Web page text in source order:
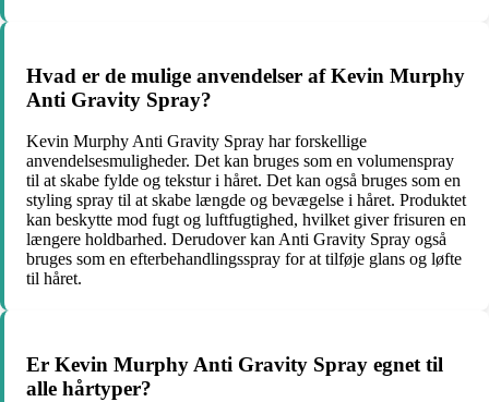
Hvad er de mulige anvendelser af Kevin Murphy
Anti Gravity Spray?
Kevin Murphy Anti Gravity Spray har forskellige
anvendelsesmuligheder. Det kan bruges som en volumenspray
til at skabe fylde og tekstur i håret. Det kan også bruges som en
styling spray til at skabe længde og bevægelse i håret. Produktet
kan beskytte mod fugt og luftfugtighed, hvilket giver frisuren en
længere holdbarhed. Derudover kan Anti Gravity Spray også
bruges som en efterbehandlingsspray for at tilføje glans og løfte
til håret.
Er Kevin Murphy Anti Gravity Spray egnet til
alle hårtyper?